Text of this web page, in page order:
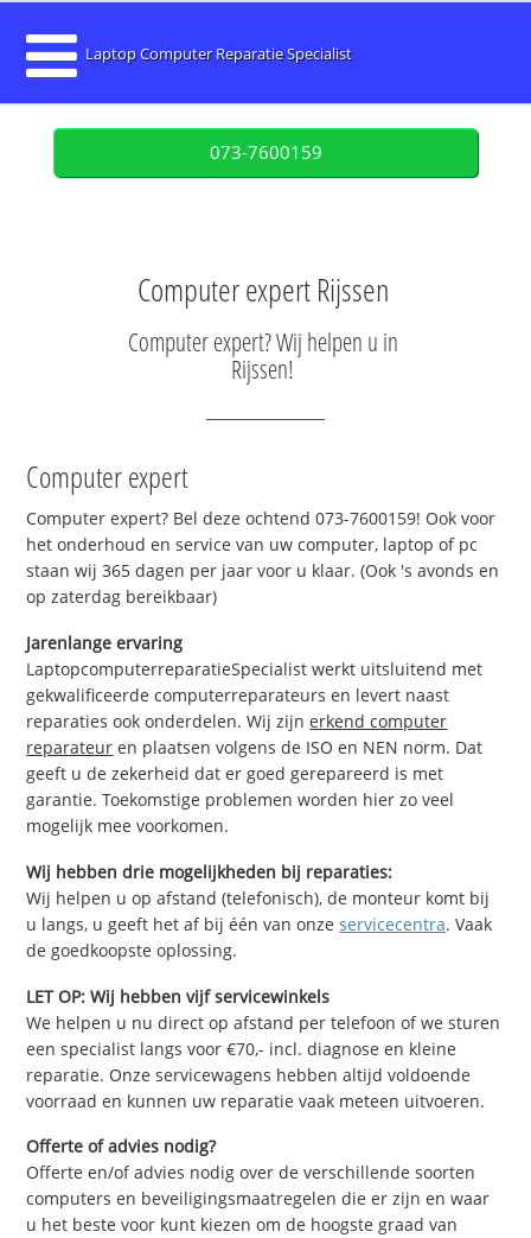
Laptop Computer Reparatie Specialist
073-7600159
Computer expert Rijssen
Computer expert? Wij helpen u in
Rijssen!
Computer expert
Computer expert? Bel deze ochtend 073-7600159! Ook voor
het onderhoud en service van uw computer, laptop of pc
staan wij 365 dagen per jaar voor u klaar. (Ook 's avonds en
op zaterdag bereikbaar)
Jarenlange ervaring
LaptopcomputerreparatieSpecialist werkt uitsluitend met
gekwalificeerde computerreparateurs en levert naast
reparaties ook onderdelen. Wij zijnerkend computer
reparateur en plaatsen volgens de ISO en NEN norm. Dat
geeft u de zekerheid dat er goed gerepareerd is met
garantie. Toekomstige problemen worden hier zo veel
mogelijk mee voorkomen.
Wij hebben drie mogelijkheden bij reparaties:
Wij helpen u op afstand (telefonisch), de monteur komt bij
u langs, u geeft het af bij één van onzeservicecentra. Vaak
de goedkoopste oplossing.
LET OP: Wij hebben vijf servicewinkels
We helpen u nu direct op afstand per telefoon of we sturen
een specialist langs voor €70,- incl. diagnose en kleine
reparatie. Onze servicewagens hebben altijd voldoende
voorraad en kunnen uw reparatie vaak meteen uitvoeren.
Offerte of advies nodig?
Offerte en/of advies nodig over de verschillende soorten
computers en beveiligingsmaatregelen die er zijn en waar
u het beste voor kunt kiezen om de hoogste graad van